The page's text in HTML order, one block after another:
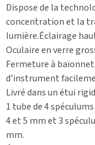
Dispose de la
concentration et la
lumière.Éclairage
Oculaire en verre
Fermeture à
d’instrument
Livré dans un étui
1 tube de 4
4 et 5 mm et 3
mm.